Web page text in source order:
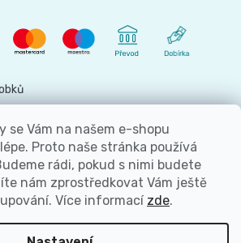
se Vám na našem e-shopu
Proto naše stránka používá
rádi, pokud s nimi budete
nám zprostředkovat Vám ještě
Více informací zde.